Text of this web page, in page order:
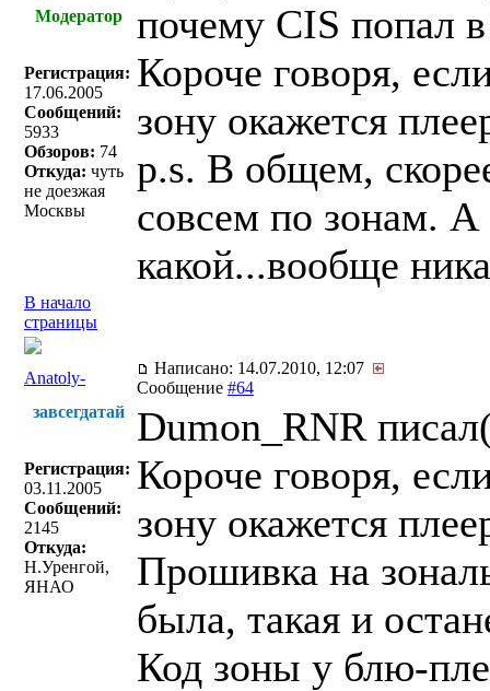
Модератор
Регистрация:
17.06.2005
Сообщений:
5933
Обзоров: 74
Откуда: чуть
не доезжая
Москвы
почему CIS попал
Короче говоря,
зону окажется
p.s. В общем,
совсем по зонам. А
какой...вообще
В начало
страницы
Anatoly-
Написано: 14.07.2010, 12:07
Сообщение #64
завсегдатай
Регистрация:
03.11.2005
Сообщений:
2145
Откуда:
Н.Уренгой,
ЯНАО
Dumon_RNR
Короче говоря,
зону окажется
Прошивка на
была, такая и
Код зоны у блю-